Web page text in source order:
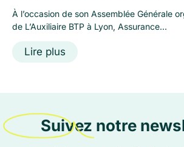
À l’occasion de son Assemblée Générale
de L’Auxiliaire BTP à Lyon, Assurance...
Lire plus
Suivez notre